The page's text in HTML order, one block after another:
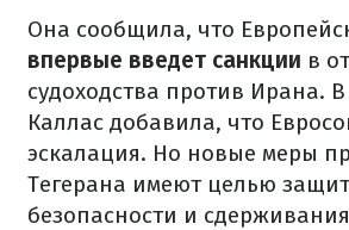
Она сообщила, что
впервые введет санкции в
судоходства против Ирана.
Каллас добавила, что
эскалация. Но новые меры
Тегерана имеют целью
безопасности и